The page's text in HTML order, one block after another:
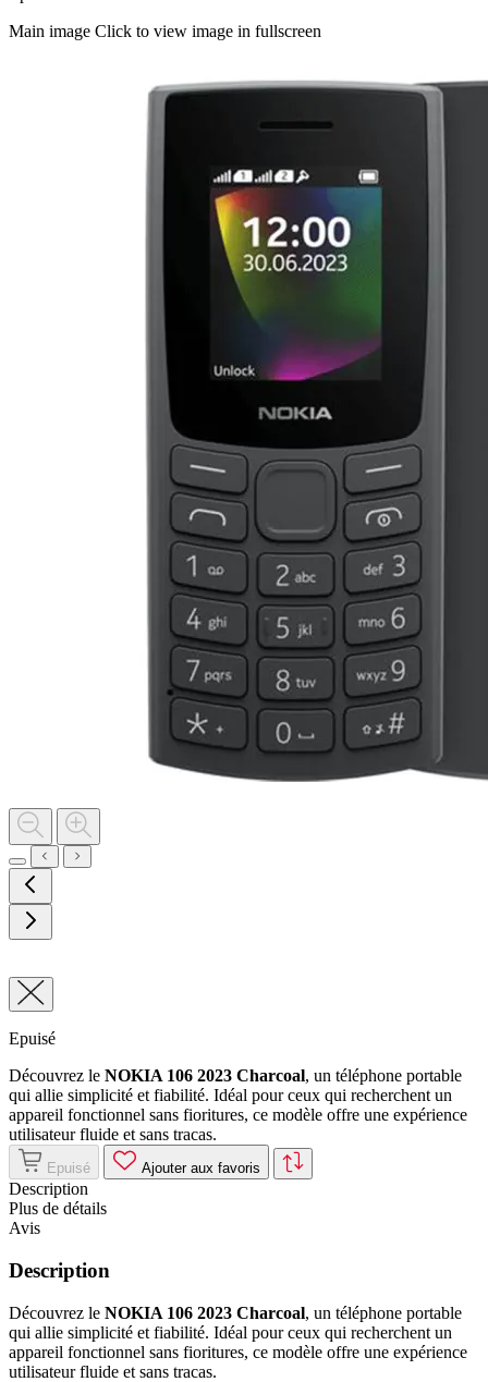
Main image Click to view image in fullscreen
Epuisé
Découvrez le NOKIA 106 2023 Charcoal, un téléphone portable
qui allie simplicité et fiabilité. Idéal pour ceux qui recherchent un
appareil fonctionnel sans fioritures, ce modèle offre une expérience
utilisateur fluide et sans tracas.
Epuisé Ajouter aux favoris
Description
Plus de détails
Avis
Description
Découvrez le NOKIA 106 2023 Charcoal, un téléphone portable
qui allie simplicité et fiabilité. Idéal pour ceux qui recherchent un
appareil fonctionnel sans fioritures, ce modèle offre une expérience
utilisateur fluide et sans tracas.